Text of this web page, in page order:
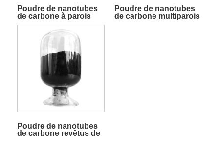
Poudre de nanotubes
de carbone à parois
multiples
Poudre de nanotubes
de carbone multiparois
Poudre de nanotubes
de carbone revêtus de